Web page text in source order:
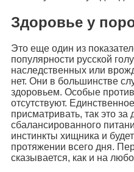
Здоровье у
Это еще один из
популярности русской
наследственных или
нет. Они в большинстве
здоровьем. Особые
отсутствуют.
присматривать, так это за
сбалансированного
инстинкты хищника и
протяжении всего дня.
сказывается, как и на